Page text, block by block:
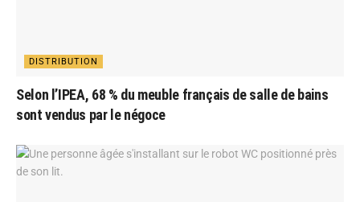
DISTRIBUTION
Selon l’IPEA, 68 % du meuble français de salle de bains
sont vendus par le négoce